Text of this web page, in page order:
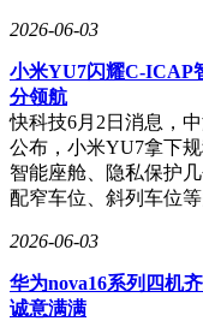
2026-06-03
小米YU7闪耀C-ICAP
分领航
快科技6月2日消息，
公布，小米YU7拿下
智能座舱、隐私保护
配窄车位、斜列车位
2026-06-03
华为nova16系列四机
诚意满满